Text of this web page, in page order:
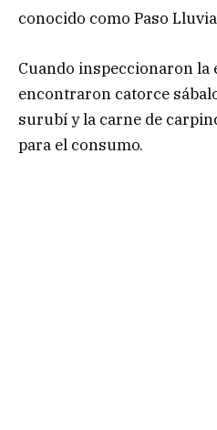
conocido como Paso
Cuando inspeccionaron la
encontraron catorce
surubí y la carne de
para el consumo.